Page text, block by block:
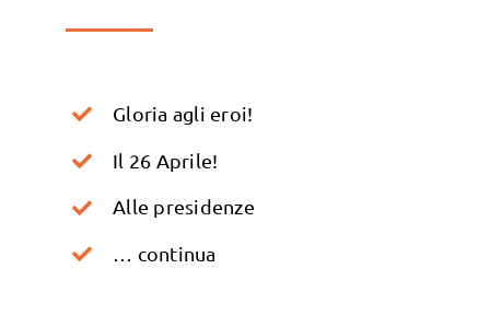
Gloria agli eroi!
Il 26 Aprile!
Alle presidenze
… continua